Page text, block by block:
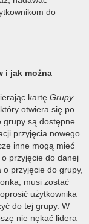
do
i jak można
kartę Grupy
otwiera się po
grupy są dostępne
przyjęcia nowego
inne mogą mieć
o przyjęcie do danej
przyjęcie do grupy,
musi zostać
użytkownika
do tej grupy. W
nie nękać lidera